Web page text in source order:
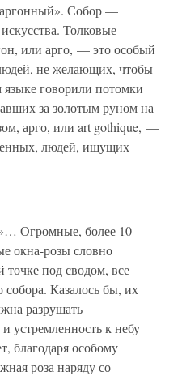
Собор —
Толковые
или арго, — это особый
не желающих, чтобы
говорили потомки
за золотым руном на
арго, или art gothique, —
людей, ищущих
Огромные, более 10
окна-розы словно
точке под сводом, все
собора. Казалось бы, их
разрушать
устремленность к небу
благодаря особому
роза наряду со